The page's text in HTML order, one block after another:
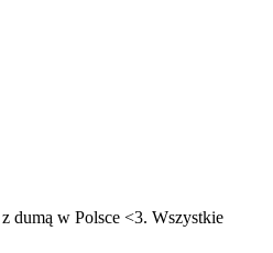
dumą w Polsce <3. Wszystkie